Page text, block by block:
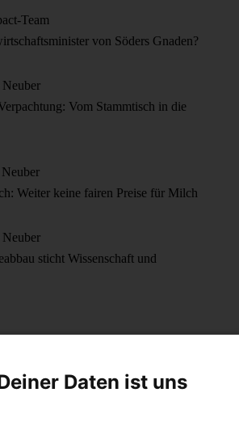
Team
von Söders Gnaden?
Vom Stammtisch in die
Weiter keine fairen Preise für Milch
sticht Wissenschaft und
Daten ist uns